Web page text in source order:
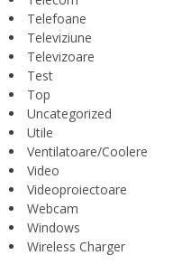
Telefoane
Televiziune
Televizoare
Test
Top
Uncategorized
Utile
Ventilatoare/Coolere
Video
Videoproiectoare
Webcam
Windows
Wireless Charger